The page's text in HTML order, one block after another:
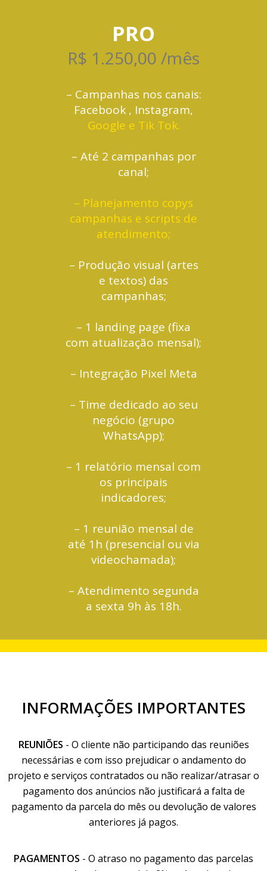
PRO
R$ 1.250,00 /mês
– Campanhas nos canais:
Facebook , Instagram,
Google e Tik Tok.
– Até 2 campanhas por
canal;
– Planejamento copys
campanhas e scripts de
atendimento;
– Produção visual (artes
e textos) das
campanhas;
– 1 landing page (fixa
com atualização mensal);
– Integração Pixel Meta
– Time dedicado ao seu
negócio (grupo
WhatsApp);
– 1 relatório mensal com
os principais
indicadores;
– 1 reunião mensal de
até 1h (presencial ou via
videochamada);
– Atendimento segunda
a sexta 9h às 18h.
INFORMAÇÕES IMPORTANTES
REUNIÕES - O cliente não participando das reuniões
necessárias e com isso prejudicar o andamento do
projeto e serviços contratados ou não realizar/atrasar o
pagamento dos anúncios não justificará a falta de
pagamento da parcela do mês ou devolução de valores
anteriores já pagos.
PAGAMENTOS - O atraso no pagamento das parcelas